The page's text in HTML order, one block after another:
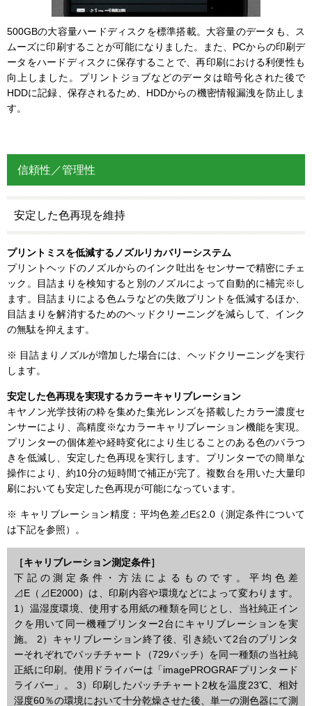
500GBの大容量ハードディスクを標準搭載。大容量のデータも、ス
ムーズに印刷することが可能になりました。また、PCからの印刷デ
ータをハードディスクに保存することで、再印刷における利便性も
向上しました。プリントジョブなどのデータは暗号化された後で
HDDに記録、保存されるため、HDDからの機密情報漏洩を防止しま
す。
信頼性／管理性
安定した色再現を維持
プリントミスを低減するノズルリカバリーシステム
プリントヘッドのノズルからのインク吐出をセンサーで精密にチェ
ック。目詰まりを検知すると別のノズルによって自動的に補完※し
ます。目詰まりによる色ムラなどの失敗プリントを低減するほか、
目詰まりを解消するためのヘッドクリーニングを減らして、インク
の無駄を抑えます。
※ 目詰まりノズルが増加した場合には、ヘッドクリーニングを実行
します。
安定した色再現を実現するカラーキャリブレーション
キヤノン光学技術の粋を集めた集光レンズを搭載したカラー濃度セ
ンサーにより、高精度※なカラーキャリブレーション機能を実現。
プリンターの個体差や経時変化により生じることのある色のバラつ
きを低減し、安定した色再現を実行します。プリンターでの簡単な
操作により、約10分の短時間で補正が完了。複数台を用いた大量印
刷においても安定した色再現が可能になっています。
※ キャリブレーション精度：平均色差⊿E≦2.0（測定条件について
は下記を参照）。
［キャリブレーション測定条件］
下記の測定条件・方法によるものです。平均色差
⊿E（⊿E2000）は、印刷内容や環境などによって変わります。
1）温湿度環境、使用する用紙の種類を同じとし、当社純正イン
クを用いて同一機種プリンター2台にキャリブレーションを実
施。 2）キャリブレーション終了後、引き続いて2台のプリンタ
ーそれぞれでパッチチャート（729パッチ）を同一種類の当社純
正紙に印刷。使用ドライバーは「imagePROGRAFプリンタード
ライバー」。 3）印刷したパッチチャート2枚を温度23℃、相対
湿度60％の環境において十分乾燥させた後、単一の測色器にて測